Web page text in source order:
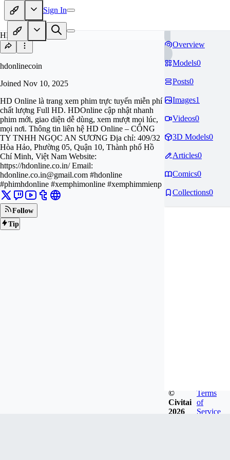
Sign In
HD
hdonlinecoin
Joined Nov 10, 2025
HD Online là trang xem phim trực tuyến miễn phí
chất lượng Full HD. HDOnline cập nhật nhanh
phim mới, giao diện dễ dùng, xem mượt mọi lúc,
mọi nơi. Thông tin liên hệ HD Online – CÔNG
TY TNHH NGỌC AN SƯƠNG Địa chỉ: 409/32
Hòa Hảo, Phường 05, Quận 10, Thành phố Hồ
Chí Minh, Việt Nam Website:
https://hdonline.co.in/ Email:
hdonline.co.in@gmail.com #hdonline
#phimhdonline #xemphimonline #xemphimmienp
Follow
Tip
Overview
Models0
Posts0
Images1
Videos0
3D Models0
Articles0
Comics0
Collections0
©
Civitai
2026
Terms
of
Service